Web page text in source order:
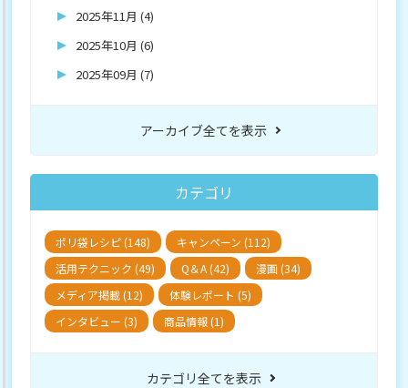
2025年11月 (4)
2025年10月 (6)
2025年09月 (7)
アーカイブ全てを表示
カテゴリ
ポリ袋レシピ (148)
キャンペーン (112)
活用テクニック (49)
Q＆A (42)
漫画 (34)
メディア掲載 (12)
体験レポート (5)
インタビュー (3)
商品情報 (1)
カテゴリ全てを表示